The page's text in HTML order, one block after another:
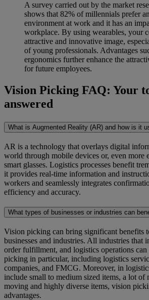
A survey carried out by the market
shows that 82% of millennials prefer
environment at work and it has an
workplace. By using wearables, your
attractive and innovative image,
of young professionals. Advantages
ergonomics further enhance the
for future employees.
Vision Picking FAQ: Your
answered
What is Augmented Reality (AR) and how is it
AR is a technology that overlays digital
world through mobile devices or, even more
smart glasses. Logistics processes benefit
it provides real-time information and
workers and seamlessly integrates
efficiency and accuracy.
What types of businesses or industries can
Vision picking can bring significant benefits
businesses and industries. All industries that
order fulfillment, and logistics operations
picking in particular, including logistics
companies, and FMCG. Moreover, in
include small to medium sized items, a lot of
moving and highly diverse items, vision
advantages.